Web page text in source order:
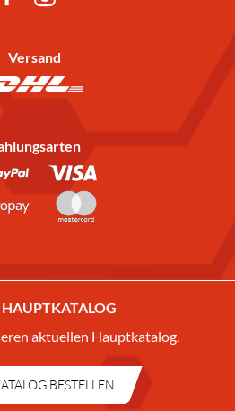
Versand
HAUPTKATALOG
aktuellen Hauptkatalog.
BESTELLEN